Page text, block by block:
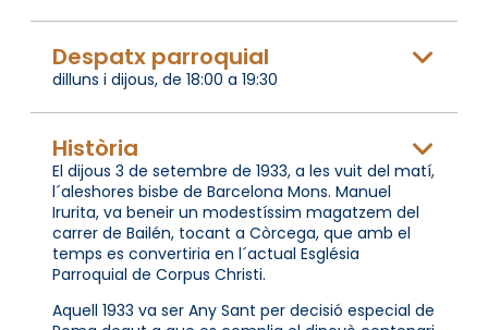
Despatx parroquial
dilluns i dijous, de 18:00 a 19:30
Història
El dijous 3 de setembre de 1933, a les vuit del matí,
l´aleshores bisbe de Barcelona Mons. Manuel
Irurita, va beneir un modestíssim magatzem del
carrer de Bailén, tocant a Còrcega, que amb el
temps es convertiria en l´actual Església
Parroquial de Corpus Christi.
Aquell 1933 va ser Any Sant per decisió especial de